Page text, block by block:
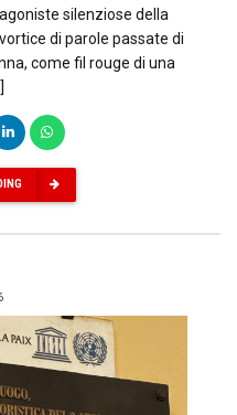
silenziose della
di parole passate di
come fil rouge di una